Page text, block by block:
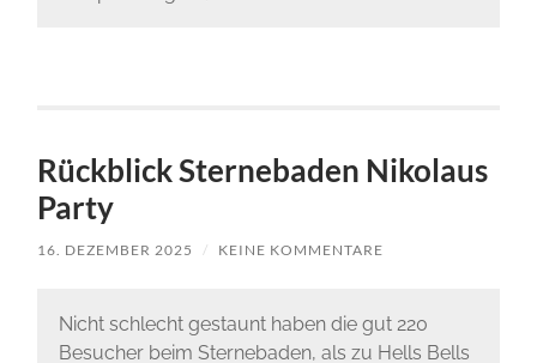
Rückblick Sternebaden Nikolaus
Party
16. DEZEMBER 2025 / KEINE KOMMENTARE
Nicht schlecht gestaunt haben die gut 220
Besucher beim Sternebaden, als zu Hells Bells